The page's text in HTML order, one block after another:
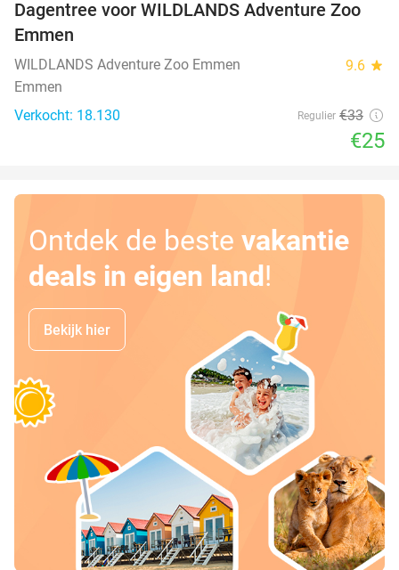
24%
Dagentree voor WILDLANDS Adventure Zoo
Emmen
WILDLANDS Adventure Zoo Emmen 9.6 star
Emmen
Verkocht: 18.130
Regulier €33
€25
Ontdek de beste vakantie
deals in eigen land!
Bekijk hier